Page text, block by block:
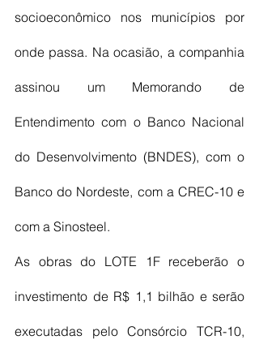
socioeconômico nos municípios por
onde passa. Na ocasião, a companhia
assinou um Memorando de
Entendimento com o Banco Nacional
do Desenvolvimento (BNDES), com o
Banco do Nordeste, com a CREC-10 e
com a Sinosteel.
As obras do LOTE 1F receberão o
investimento de R$ 1,1 bilhão e serão
executadas pelo Consórcio TCR-10,